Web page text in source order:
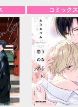
コミックス